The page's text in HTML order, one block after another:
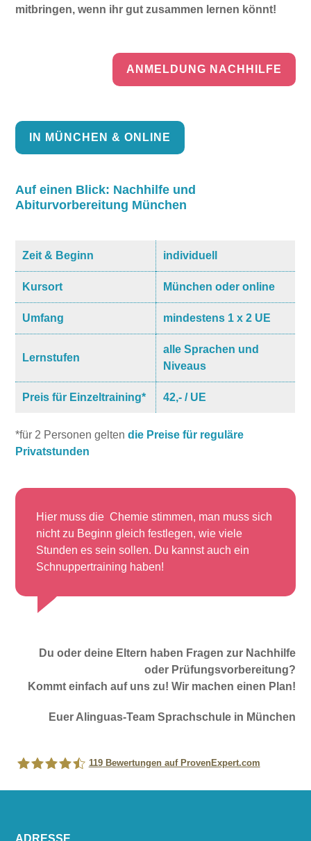
mitbringen, wenn ihr gut zusammen lernen könnt!
ANMELDUNG NACHHILFE
IN MÜNCHEN & ONLINE
Auf einen Blick: Nachhilfe und
Abiturvorbereitung München
Zeit & Beginn individuell
Kursort München oder online
Umfang mindestens 1 x 2 UE
Lernstufen
alle Sprachen und
Niveaus
Preis für Einzeltraining* 42,- / UE
*für 2 Personen geltendie Preise für reguläre
Privatstunden
Hier muss die Chemie stimmen, man muss sich
nicht zu Beginn gleich festlegen, wie viele
Stunden es sein sollen. Du kannst auch ein
Schnuppertraining haben!
Du oder deine Eltern haben Fragen zur Nachhilfe
oder Prüfungsvorbereitung?
Kommt einfach auf uns zu! Wir machen einen Plan!
Euer Alinguas-Team Sprachschule in München
119Bewertungen auf ProvenExpert.com
ADRESSE